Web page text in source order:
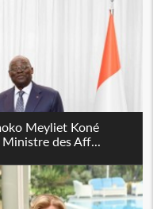
Meyliet Koné
des Aff...